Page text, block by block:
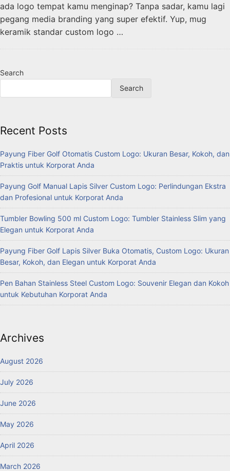
ada logo tempat kamu menginap? Tanpa sadar, kamu lagi
pegang media branding yang super efektif. Yup, mug
keramik standar custom logo …
Search
Search
Recent Posts
Payung Fiber Golf Otomatis Custom Logo: Ukuran Besar, Kokoh, dan
Praktis untuk Korporat Anda
Payung Golf Manual Lapis Silver Custom Logo: Perlindungan Ekstra
dan Profesional untuk Korporat Anda
Tumbler Bowling 500 ml Custom Logo: Tumbler Stainless Slim yang
Elegan untuk Korporat Anda
Payung Fiber Golf Lapis Silver Buka Otomatis, Custom Logo: Ukuran
Besar, Kokoh, dan Elegan untuk Korporat Anda
Pen Bahan Stainless Steel Custom Logo: Souvenir Elegan dan Kokoh
untuk Kebutuhan Korporat Anda
Archives
August 2026
July 2026
June 2026
May 2026
April 2026
March 2026